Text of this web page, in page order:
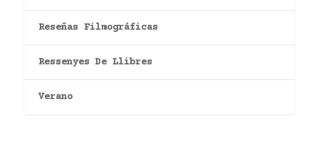
Reseñas Filmográficas
Ressenyes De Llibres
Verano